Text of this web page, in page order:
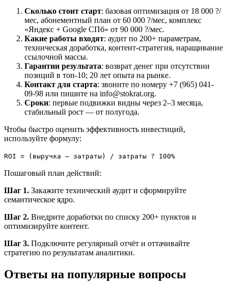
Сколько стоит старт: базовая оптимизация от 18 000 ?/
мес, абонементный план от 60 000 ?/мес, комплекс
«Яндекс + Google СПб» от 90 000 ?/мес.
Какие работы входят: аудит по 200+ параметрам,
техническая доработка, контент-стратегия, наращивание
ссылочной массы.
Гарантии результата: возврат денег при отсутствии
позиций в топ-10; 20 лет опыта на рынке.
Контакт для старта: звоните по номеру +7 (965) 041-
09-98 или пишите на info@stokrat.org.
Сроки: первые подвижки видны через 2–3 месяца,
стабильный рост — от полугода.
Чтобы быстро оценить эффективность инвестиций,
используйте формулу:
ROI = (выручка – затраты) / затраты ? 100%
Пошаговый план действий:
Шаг 1. Закажите технический аудит и сформируйте
семантическое ядро.
Шаг 2. Внедрите доработки по списку 200+ пунктов и
оптимизируйте контент.
Шаг 3. Подключите регулярный отчёт и оттачивайте
стратегию по результатам аналитики.
Ответы на популярные вопросы